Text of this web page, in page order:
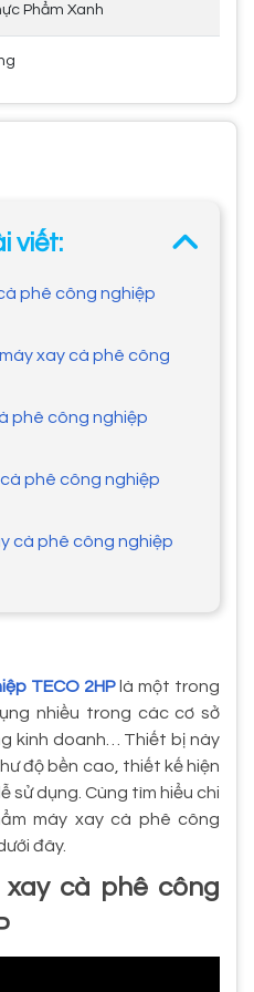
Phẩm Xanh
viết:
phê công nghiệp
xay cà phê công
phê công nghiệp
phê công nghiệp
cà phê công nghiệp
TECO 2HPlà một trong
nhiều trong các cơ sở
kinh doanh… Thiết bị này
độ bền cao, thiết kế hiện
sử dụng. Cùng tìm hiểu chi
máy xay cà phê công
đây.
xay cà phê công